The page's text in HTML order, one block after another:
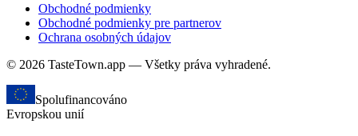
Obchodné podmienky
Obchodné podmienky pre partnerov
Ochrana osobných údajov
© 2026 TasteTown.app — Všetky práva vyhradené.
Spolufinancováno
Evropskou unií